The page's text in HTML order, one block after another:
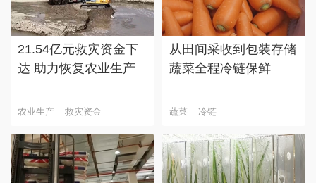
21.54亿元救灾资金下
达 助力恢复农业生产
农业生产 救灾资金
从田间采收到包装存储
蔬菜全程冷链保鲜
蔬菜 冷链